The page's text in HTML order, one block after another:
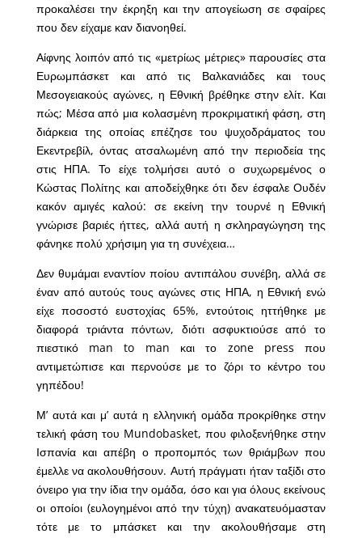
προκαλέσει την έκρηξη και την απογείωση σε σφαίρες
που δεν είχαμε καν διανοηθεί.
Αίφνης λοιπόν από τις «μετρίως μέτριες» παρουσίες στα
Ευρωμπάσκετ και από τις Βαλκανιάδες και τους
Μεσογειακούς αγώνες, η Εθνική βρέθηκε στην ελίτ. Και
πώς; Μέσα από μια κολασμένη προκριματική φάση, στη
διάρκεια της οποίας επέζησε του ψυχοδράματος του
Εκεντρεβίλ, όντας ατσαλωμένη από την περιοδεία της
στις ΗΠΑ. Το είχε τολμήσει αυτό ο συχωρεμένος ο
Κώστας Πολίτης και αποδείχθηκε ότι δεν έσφαλε Ουδέν
κακόν αμιγές καλού: σε εκείνη την τουρνέ η Εθνική
γνώρισε βαριές ήττες, αλλά αυτή η σκληραγώγηση της
φάνηκε πολύ χρήσιμη για τη συνέχεια…
Δεν θυμάμαι εναντίον ποίου αντιπάλου συνέβη, αλλά σε
έναν από αυτούς τους αγώνες στις ΗΠΑ, η Εθνική ενώ
είχε ποσοστό ευστοχίας 65%, εντούτοις ηττήθηκε με
διαφορά τριάντα πόντων, διότι ασφυκτιούσε από το
πιεστικό man to man και το zone press που
αντιμετώπισε και περνούσε με το ζόρι το κέντρο του
γηπέδου!
Μ’ αυτά και μ’ αυτά η ελληνική ομάδα προκρίθηκε στην
τελική φάση του Mundobasket, που φιλοξενήθηκε στην
Ισπανία και απέβη ο προπομπός των θριάμβων που
έμελλε να ακολουθήσουν. Αυτή πράγματι ήταν ταξίδι στο
όνειρο για την ίδια την ομάδα, όσο και για όλους εκείνους
οι οποίοι (ευλογημένοι από την τύχη) ανακατευόμασταν
τότε με το μπάσκετ και την ακολουθήσαμε στη